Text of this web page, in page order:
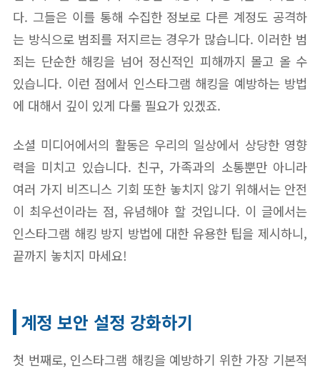
다. 그들은 이를 통해 수집한 정보로 다른 계정도 공격하
는 방식으로 범죄를 저지르는 경우가 많습니다. 이러한 범
죄는 단순한 해킹을 넘어 정신적인 피해까지 몰고 올 수
있습니다. 이런 점에서 인스타그램 해킹을 예방하는 방법
에 대해서 깊이 있게 다룰 필요가 있겠죠.
소셜 미디어에서의 활동은 우리의 일상에서 상당한 영향
력을 미치고 있습니다. 친구, 가족과의 소통뿐만 아니라
여러 가지 비즈니스 기회 또한 놓치지 않기 위해서는 안전
이 최우선이라는 점, 유념해야 할 것입니다. 이 글에서는
인스타그램 해킹 방지 방법에 대한 유용한 팁을 제시하니,
끝까지 놓치지 마세요!
계정 보안 설정 강화하기
첫 번째로, 인스타그램 해킹을 예방하기 위한 가장 기본적